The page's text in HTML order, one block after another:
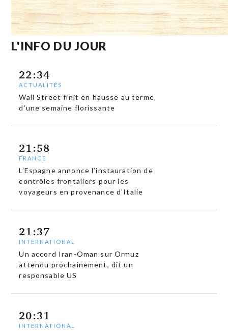
L'INFO DU JOUR
22:34
ACTUALITÉS
Wall Street finit en hausse au terme
d’une semaine florissante
21:58
FRANCE
L’Espagne annonce l’instauration de
contrôles frontaliers pour les
voyageurs en provenance d’Italie
21:37
INTERNATIONAL
Un accord Iran-Oman sur Ormuz
attendu prochainement, dit un
responsable US
20:31
INTERNATIONAL